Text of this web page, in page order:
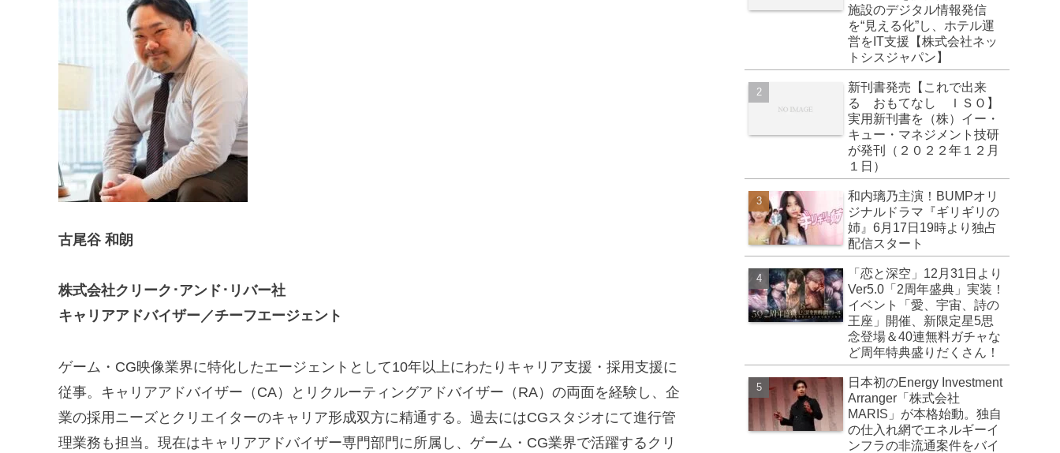
古尾谷 和朗
株式会社クリーク･アンド･リバー社
キャリアアドバイザー／チーフエージェント
ゲーム・CG映像業界に特化したエージェントとして10年以上にわたりキャリア支援・採用支援に
従事。キャリアアドバイザー（CA）とリクルーティングアドバイザー（RA）の両面を経験し、企
業の採用ニーズとクリエイターのキャリア形成双方に精通する。過去にはCGスタジオにて進行管
理業務も担当。現在はキャリアアドバイザー専門部門に所属し、ゲーム・CG業界で活躍するクリ
施設のデジタル情報発信
を“見える化”し、ホテル運
営をIT支援【株式会社ネッ
トシスジャパン】
新刊書発売【これで出来
る おもてなし ＩＳＯ】
実用新刊書を（株）イー・
キュー・マネジメント技研
が発刊（２０２２年１２月
１日）
和内璃乃主演！BUMPオリ
ジナルドラマ『ギリギリの
姉』6月17日19時より独占
配信スタート
「恋と深空」12月31日より
Ver5.0「2周年盛典」実装！
イベント「愛、宇宙、詩の
王座」開催、新限定星5思
念登場＆40連無料ガチャな
ど周年特典盛りだくさん！
日本初のEnergy Investment
Arranger「株式会社
MARIS」が本格始動。独自
の仕入れ網でエネルギーイ
ンフラの非流通案件をバイ